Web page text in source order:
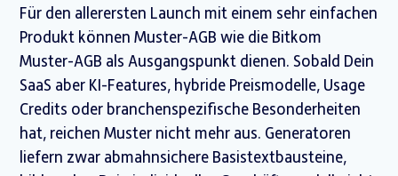
Für den allerersten Launch mit einem sehr einfachen
Produkt können Muster-AGB wie die Bitkom
Muster-AGB als Ausgangspunkt dienen. Sobald Dein
SaaS aber KI-Features, hybride Preismodelle, Usage
Credits oder branchenspezifische Besonderheiten
hat, reichen Muster nicht mehr aus. Generatoren
liefern zwar abmahnsichere Basistextbausteine,